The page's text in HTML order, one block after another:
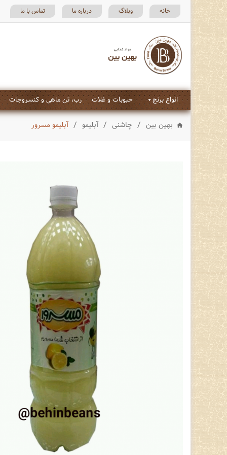
خانه وبلاگ درباره ما تماس با ما
انواع برنج حبوبات و غلات رب، تن ماهی و کنسروجات
بهین بین / چاشنی / آبلیمو / آبلیمو مسرور